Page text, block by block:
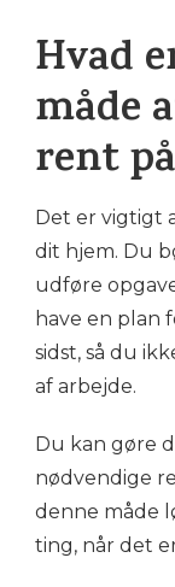
Hvad
måde
rent
Det er vigtigt
dit hjem. Du
udføre
have en plan
sidst, så du
af arbejde.
Du kan gøre
nødvendige
denne måde
ting, når det